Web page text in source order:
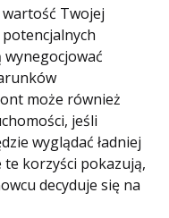
Twojej
wynegocjować
może również
jeśli
wyglądać ładniej
korzyści pokazują,
decyduje się na